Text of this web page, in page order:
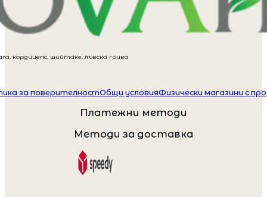
кордицепс, шийтаке, лъвска грива
за поверителностОбщи условияФизически магазини с
Платежни методи
Методи за доставка